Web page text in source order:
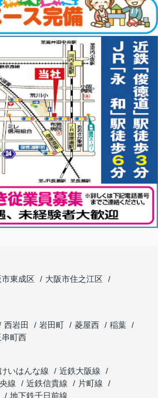
市東成区
大阪市住之江区
西岩田 岩田町 菱屋西
稲葉
串町西
いはんな線
近鉄大阪線
線 近鉄信貴線
片町線
地下鉄千日前線